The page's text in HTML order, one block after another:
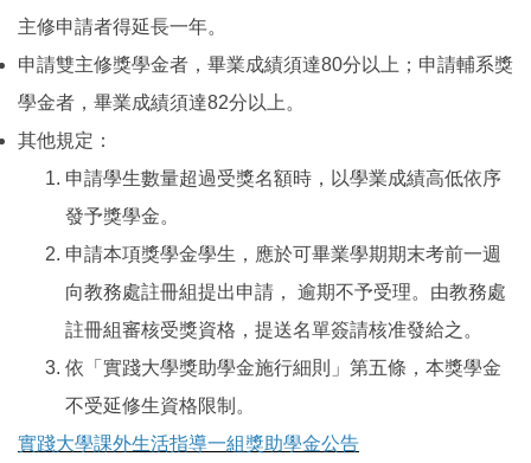
主修申請者得延長一年。
申請雙主修獎學金者，畢業成績須達80分以上；申請輔系獎
學金者，畢業成績須達82分以上。
其他規定：
申請學生數量超過受獎名額時，以學業成績高低依序
發予獎學金。
申請本項獎學金學生，應於可畢業學期期末考前一週
向教務處註冊組提出申請， 逾期不予受理。由教務處
註冊組審核受獎資格，提送名單簽請核准發給之。
依「實踐大學獎助學金施行細則」第五條，本獎學金
不受延修生資格限制。
實踐大學課外生活指導一組獎助學金公告